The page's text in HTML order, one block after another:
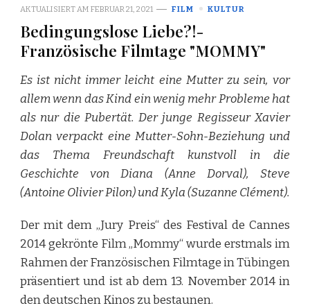
AKTUALISIERT AM FEBRUAR 21, 2021 FILM KULTUR
Bedingungslose Liebe?!-
Französische Filmtage "MOMMY"
Es ist nicht immer leicht eine Mutter zu sein, vor
allem wenn das Kind ein wenig mehr Probleme hat
als nur die Pubertät. Der junge Regisseur Xavier
Dolan verpackt eine Mutter-Sohn-Beziehung und
das Thema Freundschaft kunstvoll in die
Geschichte von Diana (Anne Dorval), Steve
(Antoine Olivier Pilon) und Kyla (Suzanne Clément).
Der mit dem „Jury Preis“ des Festival de Cannes
2014 gekrönte Film „Mommy“ wurde erstmals im
Rahmen der Französischen Filmtage in Tübingen
präsentiert und ist ab dem 13. November 2014 in
den deutschen Kinos zu bestaunen.